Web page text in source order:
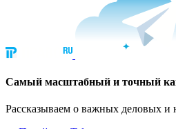
Cамый масштабный и точный
Рассказываем о важных деловых и